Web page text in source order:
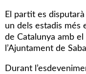
El partit es
un dels estadis més
de Catalunya amb
l’Ajuntament de
Durant